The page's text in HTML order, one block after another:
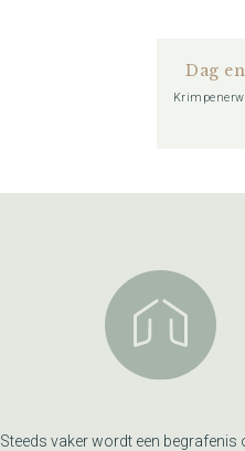
Dag
Steeds vaker wordt een begrafenis